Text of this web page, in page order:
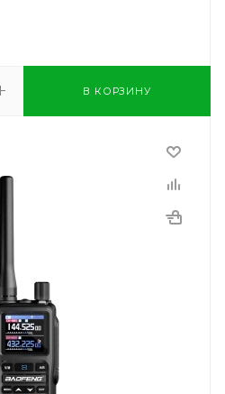
В КОРЗИНУ